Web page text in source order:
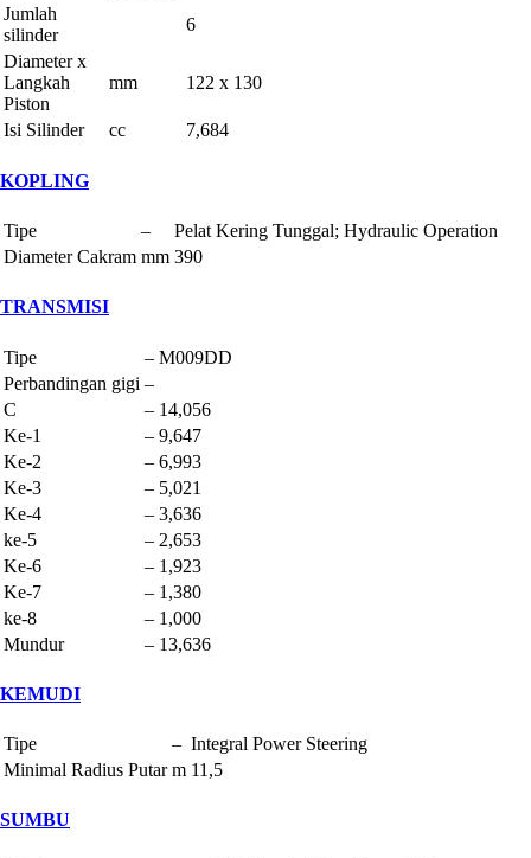
Jumlah
silinder
6
Diameter x
Langkah
Piston
mm 122 x 130
Isi Silinder cc 7,684
KOPLING
Tipe –
Pelat Kering Tunggal; Hydraulic Operation
Diameter Cakram mm 390
TRANSMISI
Tipe – M009DD
Perbandingan gigi –
C
– 14,056
Ke-1
– 9,647
Ke-2
– 6,993
Ke-3
– 5,021
Ke-4
– 3,636
ke-5
– 2,653
Ke-6
– 1,923
Ke-7
– 1,380
ke-8
– 1,000
Mundur
– 13,636
KEMUDI
Tipe – Integral Power Steering
Minimal Radius Putar m 11,5
SUMBU